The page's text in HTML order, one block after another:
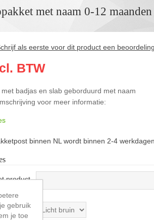
met naam 0-12 maanden
als eerste voor dit product een beoordeling
BTW
badjas en slab geborduurd met naam
voor meer informatie:
binnen NL wordt binnen 2-4
product
*
gebruik
je toe